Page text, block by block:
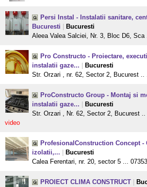
Persi Instal - Instalatii sanitare,
Bucuresti
Bucuresti
Aleea Valea Salciei, Nr. 3, Bloc D6, Sca
Pro Constructo - Proiectare,
instalatii gaze...
Bucuresti
Str. Orzari , nr. 62, Sector 2, Bucurest ..
ProConstructo Group - Montaj si
instalatii gaze...
Bucuresti
Str. Orzari , Nr. 62, Sector 2, Bucurest
video
ProfesionalConstruction Concept
izolatii,...
Bucuresti
Calea Ferentari, nr. 20, sector 5 ...
PROIECT CLIMA CONSTRUCT